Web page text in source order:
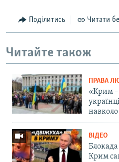
Поділитись Читати
Читайте також
ПРАВА
«Крим –
навколо
ВІДЕО
Блокада
Крим